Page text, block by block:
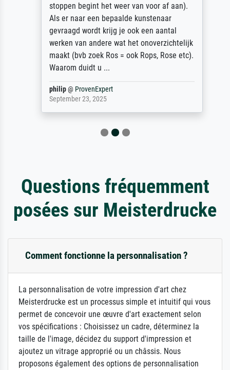
stoppen begint het weer van voor af aan).
Als er naar een bepaalde kunstenaar
gevraagd wordt krijg je ook een aantal
werken van andere wat het onoverzichtelijk
maakt (bvb zoek Ros = ook Rops, Rose etc).
Waarom duidt u ...
philip @ProvenExpert
September 23, 2025
Questions fréquemment
posées sur Meisterdrucke
Comment fonctionne la personnalisation ?
La personnalisation de votre impression d'art chez
Meisterdrucke est un processus simple et intuitif qui vous
permet de concevoir une œuvre d'art exactement selon
vos spécifications : Choisissez un cadre, déterminez la
taille de l'image, décidez du support d'impression et
ajoutez un vitrage approprié ou un châssis. Nous
proposons également des options de personnalisation